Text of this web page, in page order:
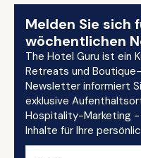
Melden Sie sich
wöchentlichen
The Hotel Guru ist ein
Retreats und
Newsletter informiert
exklusive
Hospitality-Marketing -
Inhalte für Ihre